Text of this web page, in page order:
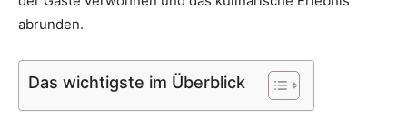
abrunden.
Das wichtigste im Überblick